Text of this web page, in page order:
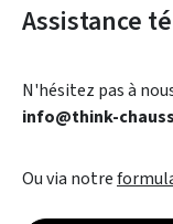
Assistance
N'hésitez pas à
info@think-
Ou via notre